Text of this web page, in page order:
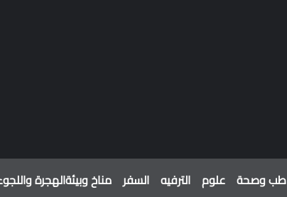
طب وصحة علوم الترفيه السفر مناخ وبيئةالهجرة